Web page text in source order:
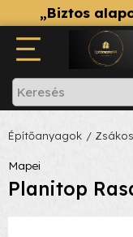
„Biztos
Építőanyagok /
Mapei
Planitop